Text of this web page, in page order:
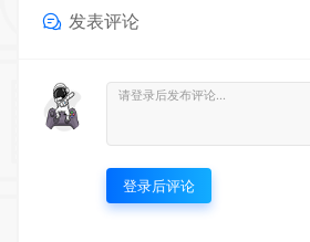
发表评论
登录后评论